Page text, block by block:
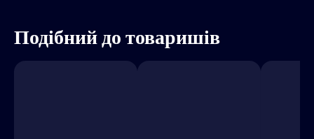
Подібний до товаришів